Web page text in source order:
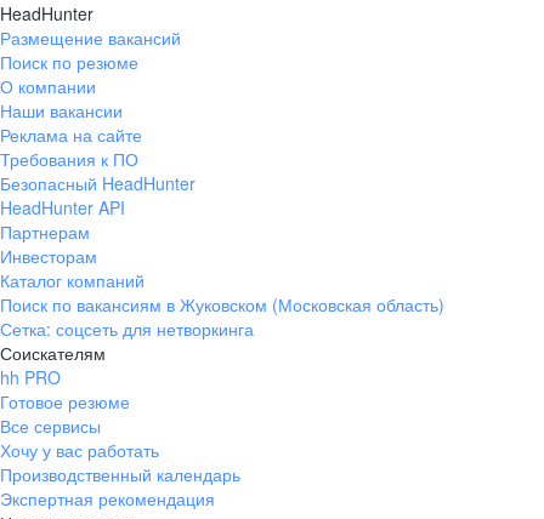
HeadHunter
Размещение вакансий
Поиск по резюме
О компании
Наши вакансии
Реклама на сайте
Требования к ПО
Безопасный HeadHunter
HeadHunter API
Партнерам
Инвесторам
Каталог компаний
Поиск по вакансиям в Жуковском (Московская область)
Сетка: соцсеть для нетворкинга
Соискателям
hh PRO
Готовое резюме
Все сервисы
Хочу у вас работать
Производственный календарь
Экспертная рекомендация